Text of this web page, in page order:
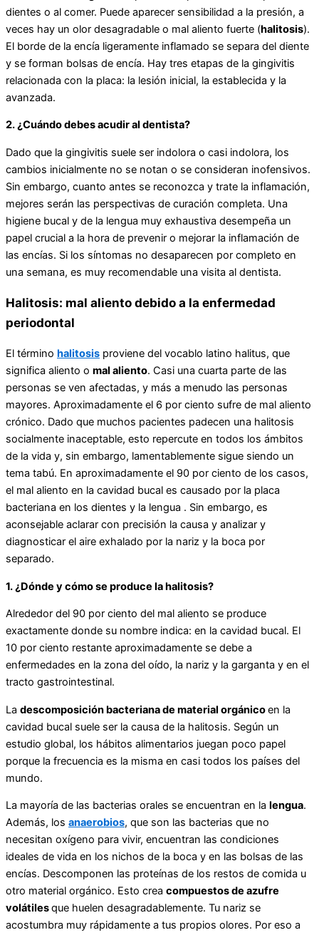
dientes o al comer. Puede aparecer sensibilidad a la presión, a
veces hay un olor desagradable o mal aliento fuerte (halitosis).
El borde de la encía ligeramente inflamado se separa del diente
y se forman bolsas de encía. Hay tres etapas de la gingivitis
relacionada con la placa: la lesión inicial, la establecida y la
avanzada.
2. ¿Cuándo debes acudir al dentista?
Dado que la gingivitis suele ser indolora o casi indolora, los
cambios inicialmente no se notan o se consideran inofensivos.
Sin embargo, cuanto antes se reconozca y trate la inflamación,
mejores serán las perspectivas de curación completa. Una
higiene bucal y de la lengua muy exhaustiva desempeña un
papel crucial a la hora de prevenir o mejorar la inflamación de
las encías. Si los síntomas no desaparecen por completo en
una semana, es muy recomendable una visita al dentista.
Halitosis: mal aliento debido a la enfermedad
periodontal
El término halitosis proviene del vocablo latino halitus, que
significa aliento o mal aliento. Casi una cuarta parte de las
personas se ven afectadas, y más a menudo las personas
mayores. Aproximadamente el 6 por ciento sufre de mal aliento
crónico. Dado que muchos pacientes padecen una halitosis
socialmente inaceptable, esto repercute en todos los ámbitos
de la vida y, sin embargo, lamentablemente sigue siendo un
tema tabú. En aproximadamente el 90 por ciento de los casos,
el mal aliento en la cavidad bucal es causado por la placa
bacteriana en los dientes y la lengua . Sin embargo, es
aconsejable aclarar con precisión la causa y analizar y
diagnosticar el aire exhalado por la nariz y la boca por
separado.
1. ¿Dónde y cómo se produce la halitosis?
Alrededor del 90 por ciento del mal aliento se produce
exactamente donde su nombre indica: en la cavidad bucal. El
10 por ciento restante aproximadamente se debe a
enfermedades en la zona del oído, la nariz y la garganta y en el
tracto gastrointestinal.
La descomposición bacteriana de material orgánicoen la
cavidad bucal suele ser la causa de la halitosis. Según un
estudio global, los hábitos alimentarios juegan poco papel
porque la frecuencia es la misma en casi todos los países del
mundo.
La mayoría de las bacterias orales se encuentran en la lengua.
Además, los anaerobios, que son las bacterias que no
necesitan oxígeno para vivir, encuentran las condiciones
ideales de vida en los nichos de la boca y en las bolsas de las
encías. Descomponen las proteínas de los restos de comida u
otro material orgánico. Esto crea compuestos de azufre
volátilesque huelen desagradablemente. Tu nariz se
acostumbra muy rápidamente a tus propios olores. Por eso a